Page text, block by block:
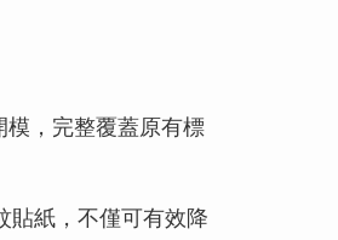
模，完整覆蓋原有標
貼紙，不僅可有效降